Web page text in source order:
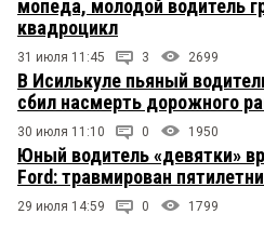
мопеда, молодой водитель
квадроцикл
31 июля 11:45 3 2699
В Исилькуле пьяный
сбил насмерть дорожного
30 июля 11:10 0 1950
Юный водитель «девятки»
Ford: травмирован
29 июля 14:59 0 1799